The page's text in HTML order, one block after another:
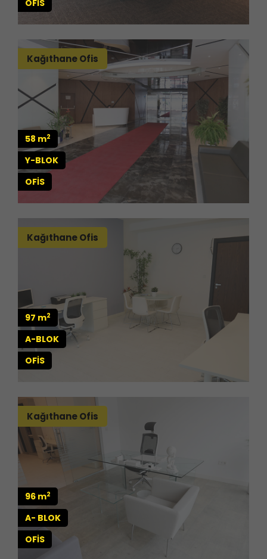
OFİS
Kağıthane Ofis
58 m2
Y-BLOK
OFİS
Kağıthane Ofis
97 m2
A-BLOK
OFİS
Kağıthane Ofis
96 m2
A- BLOK
OFİS